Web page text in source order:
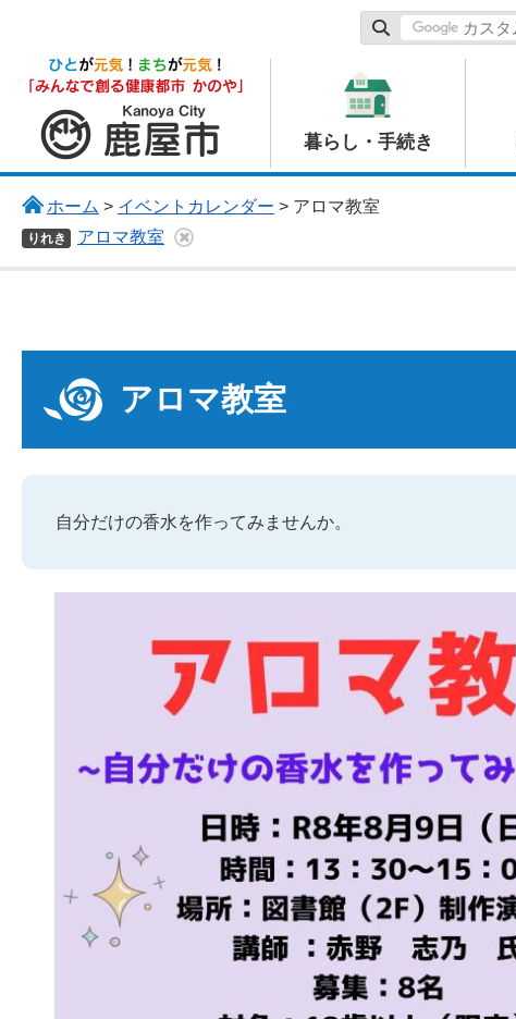
鹿屋市
暮らし・手続き
ホーム > イベントカレンダー > アロマ教室
りれき アロマ教室
アロマ教室
自分だけの香水を作ってみませんか。